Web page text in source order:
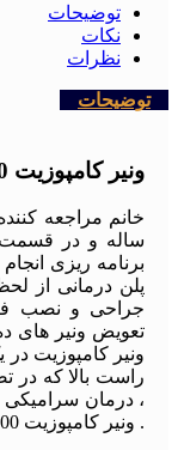
توضیحات
نکات
نظرات
توضیحات
ونیر کامپوزیت 1100 :
خانم مراجعه
ساله و در قسمت
برنامه ریزی
پلن درمانی از
جراحی و نصب
تعویض ونیر های
راست بالا که در
، درمان
. ونیر کامپوزیت 1100